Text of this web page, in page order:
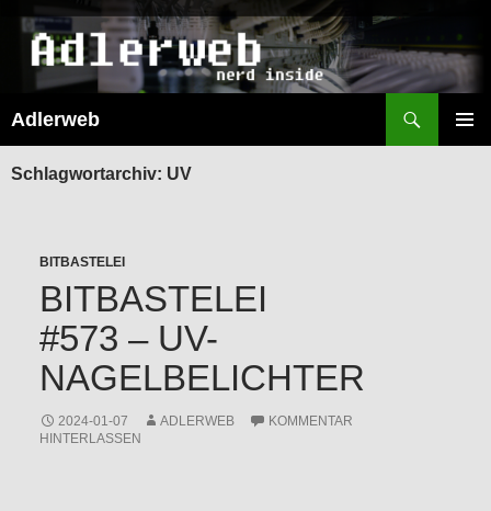
Adlerweb
SPRINGEN
Schlagwortarchiv: UV
BITBASTELEI
BITBASTELEI
#573 – UV-
NAGELBELICHTER
2024-01-07 ADLERWEB
KOMMENTAR
HINTERLASSEN